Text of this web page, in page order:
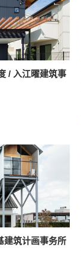
/ 入江曜建筑事
建筑计画事务所